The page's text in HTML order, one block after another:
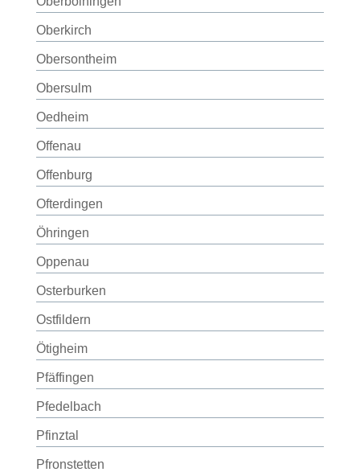
Oberkirch
Obersontheim
Obersulm
Oedheim
Offenau
Offenburg
Ofterdingen
Öhringen
Oppenau
Osterburken
Ostfildern
Ötigheim
Pfäffingen
Pfedelbach
Pfinztal
Pfronstetten